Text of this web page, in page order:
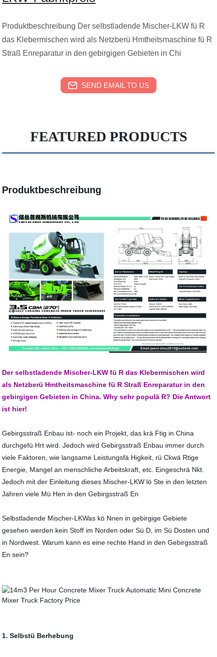
Produktbeschreibung Der selbstladende Mischer-LKW fü R
das Klebermischen wird als Netzberü Hmtheitsmaschine fü R
Straß Enreparatur in den gebirgigen Gebieten in Chi
SEND EMAIL TO US
FEATURED PRODUCTS
Produktbeschreibung
Der selbstladende Mischer-LKW fü R das Klebermischen wird
als Netzberü Hmtheitsmaschine fü R Straß Enreparatur in den
gebirgigen Gebieten in China. Why sehr populä R? Die Antwort
ist hier!
Gebirgsstraß Enbau ist- noch ein Projekt, das krä Ftig in China
durchgefü Hrt wird. Jedoch wird Gebirgsstraß Enbau immer durch
viele Faktoren, wie langsame Leistungsfä Higkeit, rü Ckwä Rtige
Energie, Mangel an menschliche Arbeitskraft, etc. Eingeschrä Nkt.
Jedoch mit der Einleitung dieses Mischer-LKW lö Ste in den letzten
Jahren viele Mü Hen in den Gebirgsstraß En
Selbstladende Mischer-LKWas kö Nnen in gebirgige Gebiete
gesehen werden kein Stoff im Norden oder Sü D, im Sü Dosten und
in Nordwest. Warum kann es eine rechte Hand in den Gebirgsstraß
En sein?
1. Selbstü Berhebung